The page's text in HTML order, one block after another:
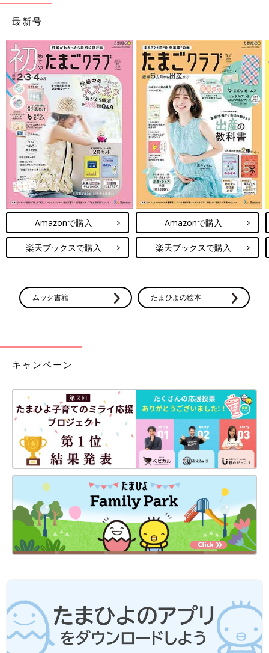
最新号
Amazonで購入
楽天ブックスで購入
Amazonで購入
楽天ブックスで購入
ムック書籍 たまひよの絵本
キャンペーン